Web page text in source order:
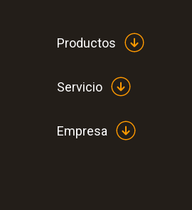
Productos
Servicio
Empresa